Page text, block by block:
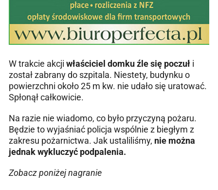
W trakcie akcji właściciel domku źle się poczuł i
został zabrany do szpitala. Niestety, budynku o
powierzchni około 25 m kw. nie udało się uratować.
Spłonął całkowicie.
Na razie nie wiadomo, co było przyczyną pożaru.
Będzie to wyjaśniać policja wspólnie z biegłym z
zakresu pożarnictwa. Jak ustaliliśmy, nie można
jednak wykluczyć podpalenia.
Zobacz poniżej nagranie